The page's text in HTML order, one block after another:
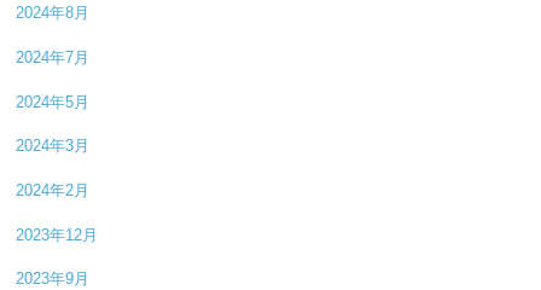
2024年8月
2024年7月
2024年5月
2024年3月
2024年2月
2023年12月
2023年9月